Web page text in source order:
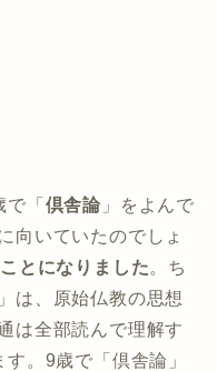
「 倶舎論 」をよんで
向いていたのでしょ
とになりました。ち
は、原始仏教の思想
は全部読んで理解す
。9歳で「倶舎論」